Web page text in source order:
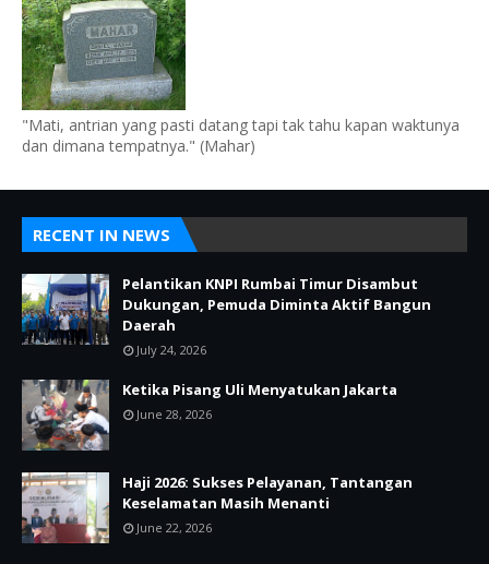
"Mati, antrian yang pasti datang tapi tak tahu kapan waktunya
dan dimana tempatnya." (Mahar)
RECENT IN NEWS
Pelantikan KNPI Rumbai Timur Disambut
Dukungan, Pemuda Diminta Aktif Bangun
Daerah
July 24, 2026
Ketika Pisang Uli Menyatukan Jakarta
June 28, 2026
Haji 2026: Sukses Pelayanan, Tantangan
Keselamatan Masih Menanti
June 22, 2026